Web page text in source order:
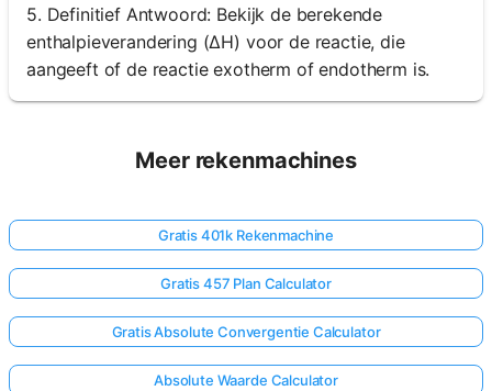
5. Definitief Antwoord: Bekijk de berekende
enthalpieverandering (ΔH) voor de reactie, die
aangeeft of de reactie exotherm of endotherm is.
Meer rekenmachines
Gratis 401k Rekenmachine
Gratis 457 Plan Calculator
Gratis Absolute Convergentie Calculator
Absolute Waarde Calculator